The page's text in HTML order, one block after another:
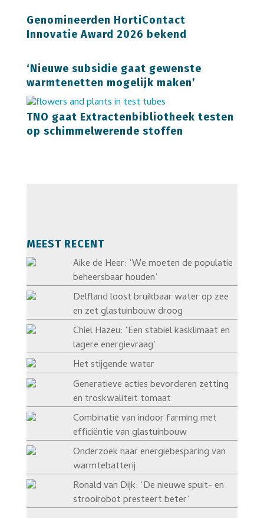
Genomineerden HortiContact
Innovatie Award 2026 bekend
‘Nieuwe subsidie gaat gewenste
warmtenetten mogelijk maken’
TNO gaat Extractenbibliotheek testen
op schimmelwerende stoffen
MEEST RECENT
Aike de Heer: ‘We moeten de populatie
beheersbaar houden’
Delfland loost bruikbaar water op zee
en zet glastuinbouw droog
Chiel Hazeu: ‘Een stabiel kasklimaat en
lagere energievraag’
Het stijgende water
Generatieve acties bevorderen zetting
en troskwaliteit tomaat
Combinatie van indoor farming met
efficiëntie van glastuinbouw
Onderzoek naar energiebesparing van
warmtebatterij
Ronald van Dijk: ‘De nieuwe spuit- en
strooirobot presteert beter’